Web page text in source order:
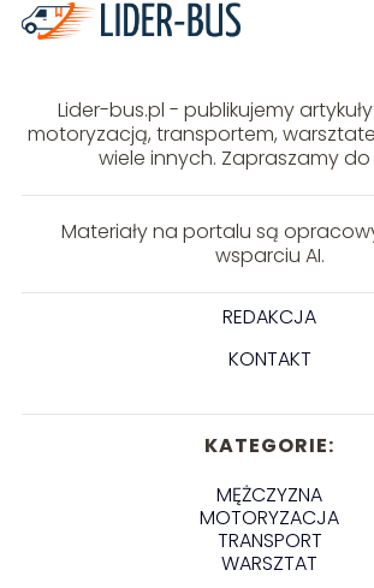
Lider-bus.pl - publikujemy
motoryzacją, transportem,
wiele innych. Zapraszamy do
Materiały na portalu są
wsparciu AI.
REDAKCJA
KONTAKT
KATEGORIE:
MĘŻCZYZNA
MOTORYZACJA
TRANSPORT
WARSZTAT